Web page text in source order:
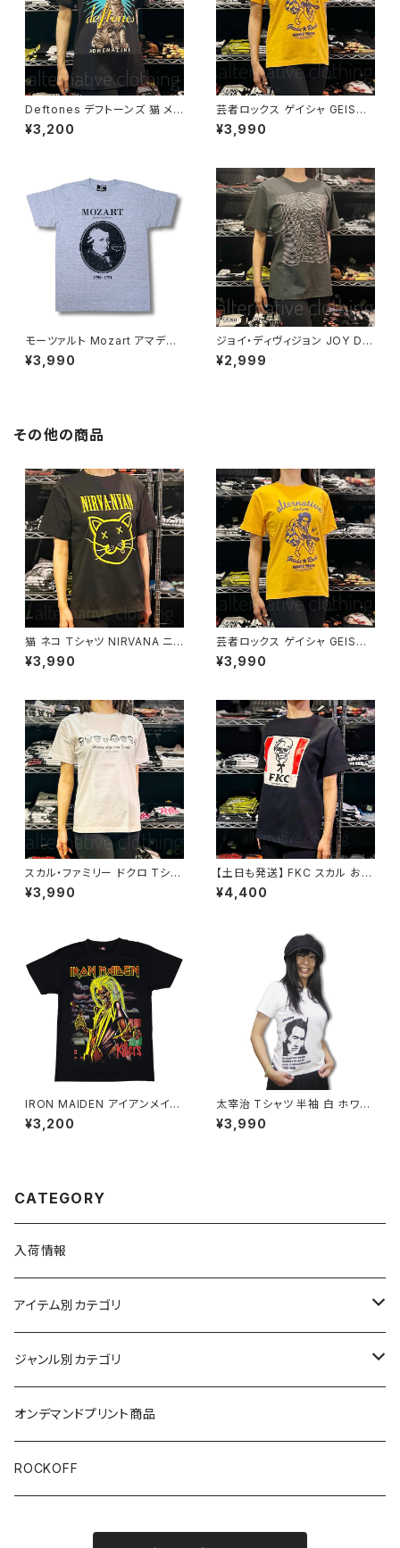
Deftones デフトーンズ 猫 メン
ズ レディース ロックＴシャツ バ
ンドＴシャツ ブラック 半袖 Roc
¥3,200
芸者ロックス ゲイシャ GEISHA
ROCKS 階Ｇ子&オルタナティ
ヴ・コラボ 半袖 Tシャツ イエロ
¥3,990
モーツァルト Mozart アマデウ
ス Falco Tシャツ グレー Rock
Me Amadeus 音楽家 OE1116
¥3,990
ジョイ・ディヴィジョン JOY DIV
ISION アンノウン・プレジャーズ
Unknown Pleasures ロック
¥2,999
その他の商品
猫 ネコ Ｔシャツ NIRVANA ニル
ヴァーニャン 動物 おもしろ パ
ロディ ニルバーナ ニルヴァーナ
¥3,990
芸者ロックス ゲイシャ GEISHA
ROCKS 階Ｇ子&オルタナティ
ヴ・コラボ 半袖 Tシャツ イエロ
¥3,990
スカル・ファミリー ドクロ Tシャ
ツ ホワイト パロディ メンズ レデ
ィース OE1121 ロックTシャツ
¥3,990
【土日も発送】 FKC スカル おじ
さん Tシャツ おもしろ パロディ
プレゼント ギフト 丈夫 大きいサ
クTシャツ バンドTシャツ 黒 ブ
¥4,400
IRON MAIDEN アイアンメイデ
ン キラーズ 黒 Killers メンズ
レディース ロックＴシャツ バン
¥3,200
太宰治 Tシャツ 半袖 白 ホワイ
ト 桜桃忌 斜陽 人間失格 走れメ
ロス 文豪 女生徒 富嶽百景 文
¥3,990
CATEGORY
入荷情報
アイテム別カテゴリ
半袖
ブラック/グレー系
ホワイト
長袖
キッズ
ジャンル別カテゴリ
オリジナルデザイン
スカルファミリー
映画Ｔシャツ
オンデマンドプリント商品
ROCKOFF